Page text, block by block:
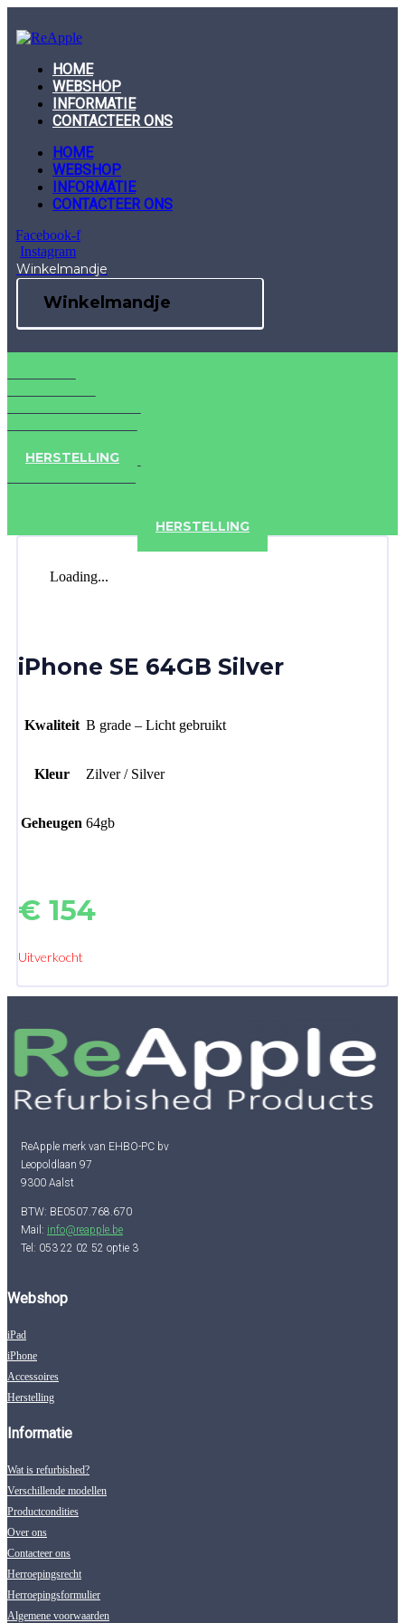
to
content
HOME
WEBSHOP
INFORMATIE
CONTACTEER ONS
HOME
WEBSHOP
INFORMATIE
CONTACTEER ONS
Facebook-f
Instagram
Winkelmandje
Winkelmandje
HERSTELLING
HERSTELLING
Loading...
iPhone SE 64GB Silver
Kwaliteit B grade – Licht gebruikt
Kleur Zilver / Silver
Geheugen 64gb
€ 154
Uitverkocht
ReApple merk van EHBO-PC bv
Leopoldlaan 97
9300 Aalst
BTW: BE0507.768.670
Mail: info@reapple.be
Tel: 053 22 02 52 optie 3
Webshop
iPad
iPhone
Accessoires
Herstelling
Informatie
Wat is refurbished?
Verschillende modellen
Productcondities
Over ons
Contacteer ons
Herroepingsrecht
Herroepingsformulier
Algemene voorwaarden